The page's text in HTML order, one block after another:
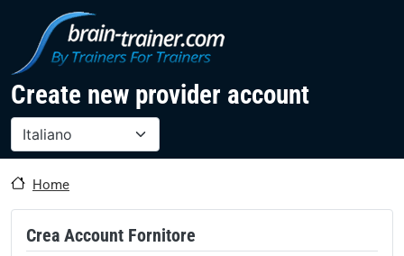
Salta al contenuto principale
Create new provider account
Home
Crea Account Fornitore